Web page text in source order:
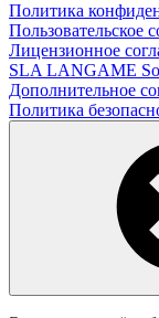
Политика
Пользовательское
Лицензионное
SLA LANGAME
Дополнительное
Политика